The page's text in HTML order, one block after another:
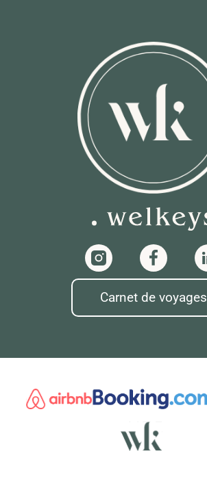
Carnet de voyages